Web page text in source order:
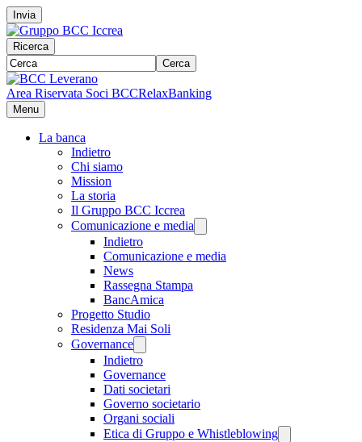
Invia
Ricerca
Cerca
Area Riservata Soci BCCRelaxBanking
Menu
La banca
Indietro
Chi siamo
Mission
La storia
Il Gruppo BCC Iccrea
Comunicazione e media
Indietro
Comunicazione e media
News
Rassegna Stampa
BancAmica
Progetto Studio
Residenza Mai Soli
Governance
Indietro
Governance
Dati societari
Governo societario
Organi sociali
Etica di Gruppo e Whistleblowing